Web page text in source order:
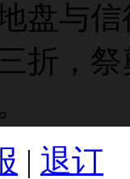
盘与
折，
| 退订